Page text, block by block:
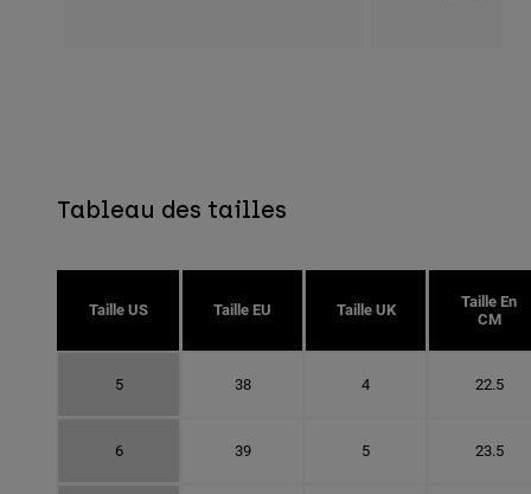
Tableau des tailles
Taille US Taille EU Taille UK
Taille En
CM
5 38 4 22.5
6 39 5 23.5